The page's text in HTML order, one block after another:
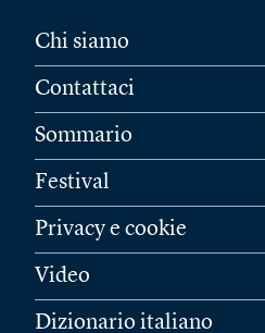
Chi siamo
Contattaci
Sommario
Festival
Privacy e cookie
Video
Dizionario italiano